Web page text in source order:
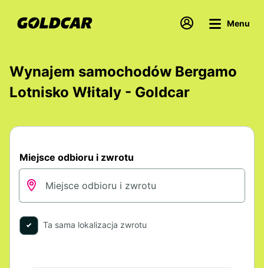
Menu
Wynajem samochodów Bergamo
Lotnisko Włitaly - Goldcar
Miejsce odbioru i zwrotu
Ta sama lokalizacja zwrotu